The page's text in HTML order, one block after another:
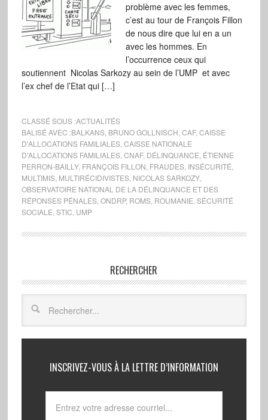
problème avec les femmes,
c’est au tour de François Fillon
de nous dire que lui en a un
avec les hommes. En
l’occurrence ceux qui
soutiennent Nicolas Sarkozy au sein de l’UMP et avec
l’ex chef de l’Etat qui […]
CLASSÉ SOUS :ACTUALITÉS
BALISÉ AVEC :BALKANS, BRUNO GOLLNISCH CAF, CAISSE
D'ALLOCATIONS FAMILIALES, CAISSE NATIONALE
D'ALLOCATIONS FAMILIALES, CNAF, DÉLINQUANCE ÉTIENNE
PERRON-BAILLY, FRANÇOIS FILLON FRAUDES, INSÉCURITÉ
MULTIMIS, MULTIRÉCIDIVISTES, NICOLAS SARKOZY,
OBSERVATOIRE NATIONAL DE LA DÉLINQUANCE ET DES
RÉPONSES PÉNALES, ONDRP, ROMS, ROUMANIE SÉCURITÉ
SOCIALE STIC UMP
RECHERCHER
INSCRIVEZ-VOUS À LA LETTRE D’INFORMATION